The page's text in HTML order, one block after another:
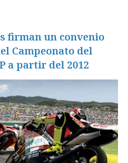
firman un convenio
Campeonato del
a partir del 2012